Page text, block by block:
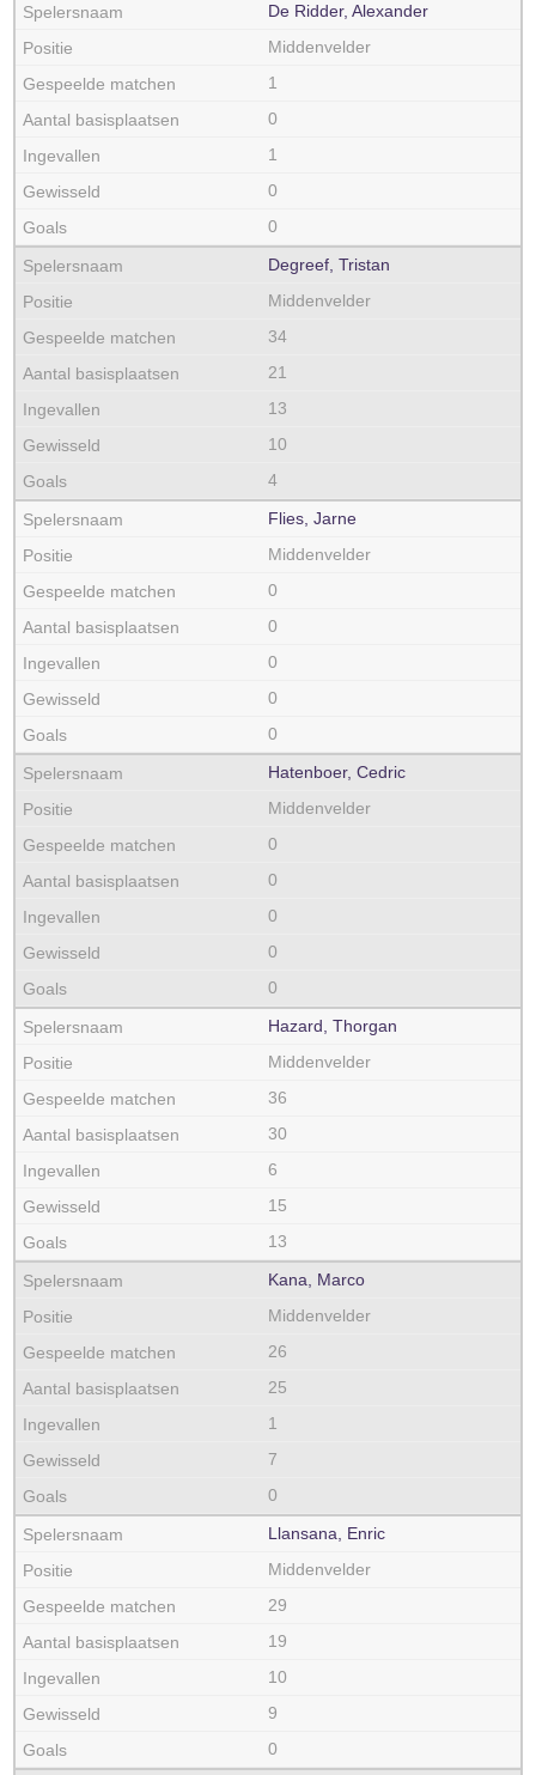
De Ridder, Alexander
Middenvelder
1
0
1
0
0
Degreef, Tristan
Middenvelder
34
21
13
10
4
Flies, Jarne
Middenvelder
0
0
0
0
0
Hatenboer, Cedric
Middenvelder
0
0
0
0
0
Hazard, Thorgan
Middenvelder
36
30
6
15
13
Kana, Marco
Middenvelder
26
25
1
7
0
Llansana, Enric
Middenvelder
29
19
10
9
0